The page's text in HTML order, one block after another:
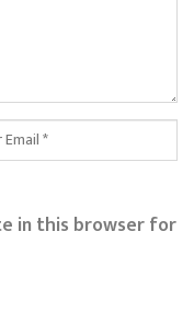
in this browser for